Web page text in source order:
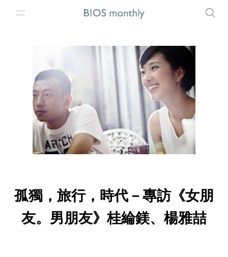
孤獨，旅行，時代－專訪《女朋
友。男朋友》桂綸鎂、楊雅喆